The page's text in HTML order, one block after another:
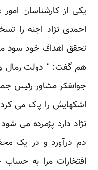
یکی از کارشناسان
احمدی نژاد اجنه را
تحقق اهداف خود سود
هم گفت: “ دولت رمال
جوانفکر مشاور رئیس
اشکهایش را پاک می
نژاد دارد پژمرده می
دم درآورد و در یک
افتخارات مرا به